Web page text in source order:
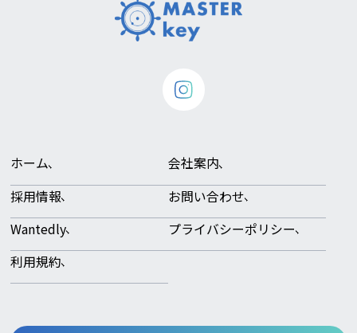
ホーム
会社案内
採用情報
お問い合わせ
Wantedly
プライバシーポリシー
利用規約